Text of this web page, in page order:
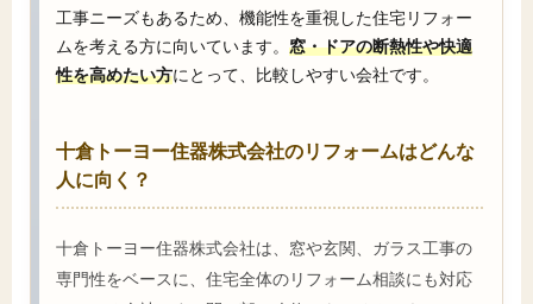
工事ニーズもあるため、機能性を重視した住宅リフォー
ムを考える方に向いています。 窓・ドアの断熱性や快適
性を高めたい方にとって、比較しやすい会社です。
十倉トーヨー住器株式会社のリフォームはどんな
人に向く？
十倉トーヨー住器株式会社は、窓や玄関、ガラス工事の
専門性をベースに、住宅全体のリフォーム相談にも対応